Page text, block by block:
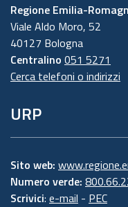
Regione Emilia-
Viale Aldo Moro, 52
40127 Bologna
Centralino 051 5271
Cerca telefoni o indirizzi
URP
Sito web:
Numero verde:
Scrivici: e-mail - PEC